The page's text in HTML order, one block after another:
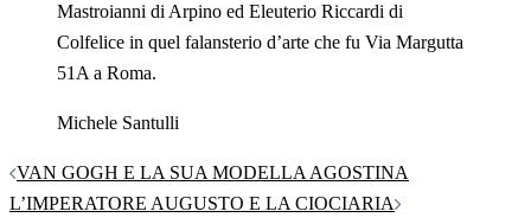
Mastroianni di Arpino ed Eleuterio Riccardi di
Colfelice in quel falansterio d’arte che fu Via Margutta
51A a Roma.
Michele Santulli
Navigazione
articolo
VAN GOGH E LA SUA MODELLA AGOSTINA
L’IMPERATORE AUGUSTO E LA CIOCIARIA